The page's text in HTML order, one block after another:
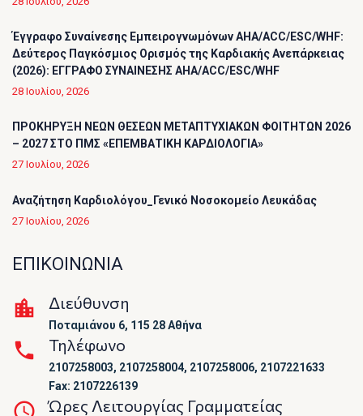
Έγγραφο Συναίνεσης Εμπειρογνωμόνων AHA/ACC/ESC/WHF:
Δεύτερος Παγκόσμιος Ορισμός της Καρδιακής Ανεπάρκειας
(2026): ΕΓΓΡΑΦΟ ΣΥΝΑΙΝΕΣΗΣ AHA/ACC/ESC/WHF
28 Ιουλίου, 2026
ΠΡΟΚΗΡΥΞΗ ΝΕΩΝ ΘΕΣΕΩΝ ΜΕΤΑΠΤΥΧΙΑΚΩΝ ΦΟΙΤΗΤΩΝ 2026
– 2027 ΣΤΟ ΠΜΣ «ΕΠΕΜΒΑΤΙΚΗ ΚΑΡΔΙΟΛΟΓΙΑ»
27 Ιουλίου, 2026
Αναζήτηση Καρδιολόγου_Γενικό Νοσοκομείο Λευκάδας
27 Ιουλίου, 2026
ΕΠΙΚΟΙΝΩΝΙΑ
Διεύθυνση
Ποταμιάνου 6, 115 28 Αθήνα
Τηλέφωνο
2107258003, 2107258004, 2107258006, 2107221633
Fax: 2107226139
Ώρες Λειτουργίας Γραμματείας